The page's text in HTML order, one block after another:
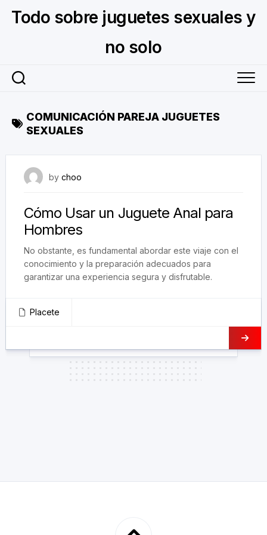
Todo sobre juguetes sexuales y
no solo
COMUNICACIÓN PAREJA JUGUETES
SEXUALES
by choo
Cómo Usar un Juguete Anal para
Hombres
No obstante, es fundamental abordar este viaje con el
conocimiento y la preparación adecuados para
garantizar una experiencia segura y disfrutable.
Placete